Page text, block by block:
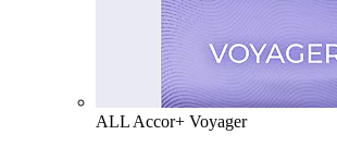
ALL Accor+ Voyager